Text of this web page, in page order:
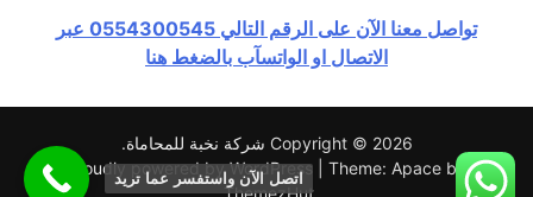
تواصل معنا الآن على الرقم التالي 0554300545 عبر
الاتصال او الواتسآب بالضغط هنا
Copyright © 2026 شركة نخبة للمحاماة.
Proudly powered by WordPress
Theme: Apace by
ThemezHut
.
اتصل الآن واستفسر عما تريد